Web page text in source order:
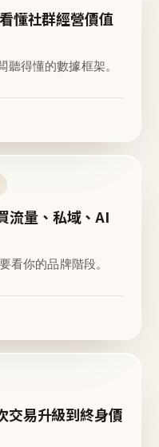
懂社群經營價值
得懂的數據框架。
流量、私域、AI
看你的品牌階段。
交易升級到終身價